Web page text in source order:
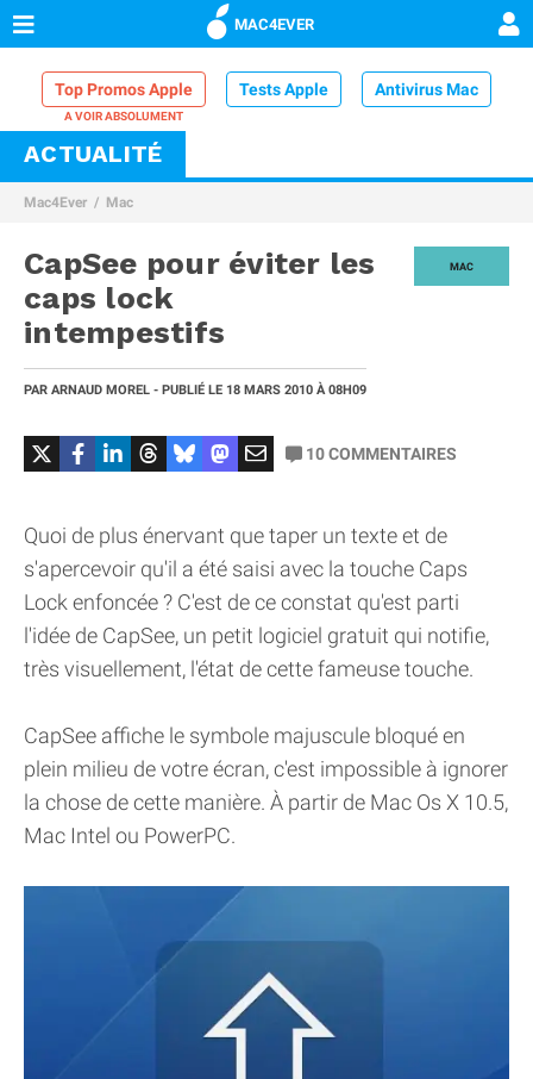
MAC4EVER
Top Promos Apple Tests Apple Antivirus Mac
VPN Mac
Comparatif iPhone
ACTUALITÉ
Mac4Ever Mac
MAC
CapSee pour éviter les
caps lock
intempestifs
PAR ARNAUD MOREL - PUBLIÉ LE 18 MARS 2010 À 08H09
10COMMENTAIRES
Quoi de plus énervant que taper un texte et de
s'apercevoir qu'il a été saisi avec la touche Caps
Lock enfoncée ? C'est de ce constat qu'est parti
l'idée de CapSee, un petit logiciel gratuit qui notifie,
très visuellement, l'état de cette fameuse touche.
CapSee affiche le symbole majuscule bloqué en
plein milieu de votre écran, c'est impossible à ignorer
la chose de cette manière. À partir de Mac Os X 10.5,
Mac Intel ou PowerPC.